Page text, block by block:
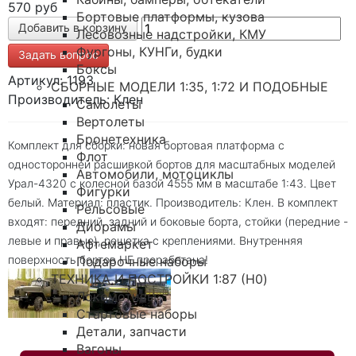
Бортовые платформы, кузова
Лесовозные надстройки, КМУ
Фургоны, КУНГи, будки
Боксы
СБОРНЫЕ МОДЕЛИ 1:35, 1:72 И ПОДОБНЫЕ
Самолеты
Вертолеты
Бронетехника
Флот
Автомобили, мотоциклы
Фигурки
Рельсовые
Диорамы
Афтемаркет
Подарочные наборы
ТЕХНИКА И ПОСТРОЙКИ 1:87 (H0)
Локомотивы
Стартовые наборы
Детали, запчасти
Вагоны
570 руб
Задать вопрос
Артикул: 1193
Производитель: Клен
Комплект для сборки: новая бортовая платформа с
односторонней расшивкой бортов для масштабных моделей
Урал-4320 с колесной базой 4555 мм в масштабе 1:43. Цвет
белый. Материал: пластик. Производитель: Клен. В комплект
входят: передний, задний и боковые борта, стойки (передние -
левые и правые), решетка с креплениями. Внутренняя
поверхность бортов НЕ проработана!